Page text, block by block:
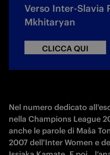
Verso Inter-Slavia
Mkhitaryan
CLICCA QUI
Nel numero dedicato
nella Champions League
anche le parole di Maša
2007 dell'Inter Women e